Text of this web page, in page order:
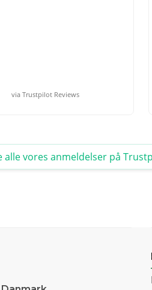
via Trustpilot Reviews
alle vores anmeldelser på